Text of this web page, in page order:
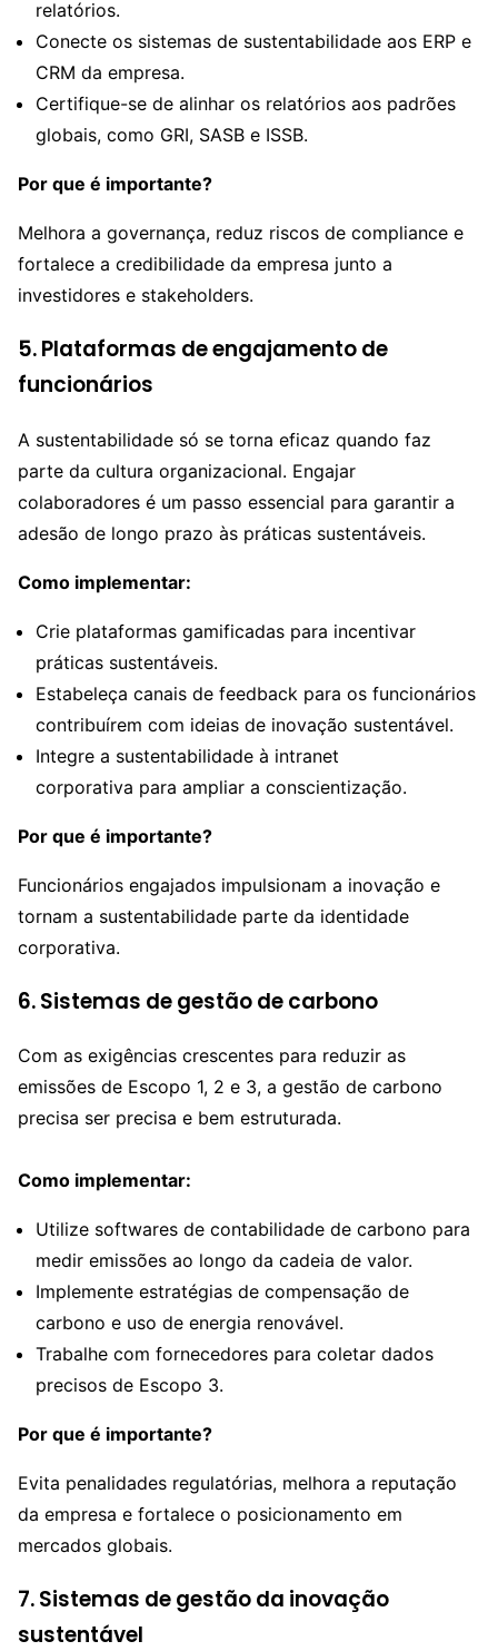
relatórios.
Conecte os sistemas de sustentabilidade aos ERP e
CRM da empresa.
Certifique-se de alinhar os relatórios aos padrões
globais, como GRI, SASB e ISSB.
Por que é importante?
Melhora a governança, reduz riscos de compliance e
fortalece a credibilidade da empresa junto a
investidores e stakeholders.
5. Plataformas de engajamento de
funcionários
A sustentabilidade só se torna eficaz quando faz
parte da cultura organizacional. Engajar
colaboradores é um passo essencial para garantir a
adesão de longo prazo às práticas sustentáveis.
Como implementar:
Crie plataformas gamificadas para incentivar
práticas sustentáveis.
Estabeleça canais de feedback para os funcionários
contribuírem com ideias de inovação sustentável.
Integre a sustentabilidade à intranet
corporativa para ampliar a conscientização.
Por que é importante?
Funcionários engajados impulsionam a inovação e
tornam a sustentabilidade parte da identidade
corporativa.
6. Sistemas de gestão de carbono
Com as exigências crescentes para reduzir as
emissões de Escopo 1, 2 e 3, a gestão de carbono
precisa ser precisa e bem estruturada.
Como implementar:
Utilize softwares de contabilidade de carbono para
medir emissões ao longo da cadeia de valor.
Implemente estratégias de compensação de
carbono e uso de energia renovável.
Trabalhe com fornecedores para coletar dados
precisos de Escopo 3.
Por que é importante?
Evita penalidades regulatórias, melhora a reputação
da empresa e fortalece o posicionamento em
mercados globais.
7. Sistemas de gestão da inovação
sustentável